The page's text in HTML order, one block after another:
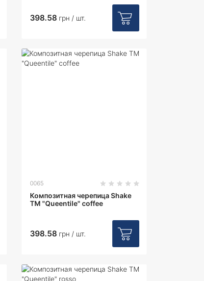
398.58грн / шт.
0065
Композитная черепица Shake
ТМ "Queentile" coffee
398.58грн / шт.